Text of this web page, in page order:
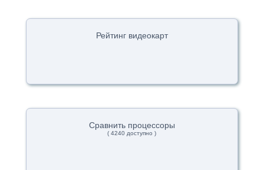
Рейтинг видеокарт
Сравнить процессоры
( 4240 доступно )